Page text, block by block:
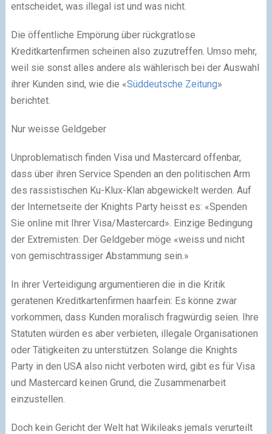
entscheidet, was illegal ist und was nicht.
Die öffentliche Empörung über rückgratlose
Kreditkartenfirmen scheinen also zuzutreffen. Umso mehr,
weil sie sonst alles andere als wählerisch bei der Auswahl
ihrer Kunden sind, wie die «Süddeutsche Zeitung»
berichtet.
Nur weisse Geldgeber
Unproblematisch finden Visa und Mastercard offenbar,
dass über ihren Service Spenden an den politischen Arm
des rassistischen Ku-Klux-Klan abgewickelt werden. Auf
der Internetseite der Knights Party heisst es: «Spenden
Sie online mit Ihrer Visa/Mastercard». Einzige Bedingung
der Extremisten: Der Geldgeber möge «weiss und nicht
von gemischtrassiger Abstammung sein.»
In ihrer Verteidigung argumentieren die in die Kritik
geratenen Kreditkartenfirmen haarfein: Es könne zwar
vorkommen, dass Kunden moralisch fragwürdig seien. Ihre
Statuten würden es aber verbieten, illegale Organisationen
oder Tätigkeiten zu unterstützen. Solange die Knights
Party in den USA also nicht verboten wird, gibt es für Visa
und Mastercard keinen Grund, die Zusammenarbeit
einzustellen.
Doch kein Gericht der Welt hat Wikileaks jemals verurteilt